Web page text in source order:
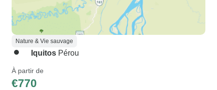
Nature & Vie sauvage
Iquitos Pérou
À partir de
€770